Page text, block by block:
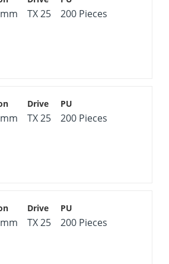
TX 25 200 Pieces
TX 25 200 Pieces
TX 25 200 Pieces